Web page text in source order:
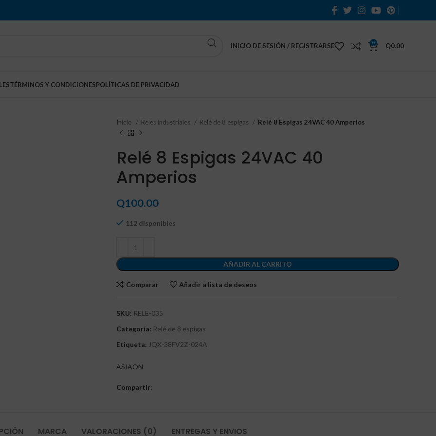
INICIO DE SESIÓN / REGISTRARSE 0 Q0.00
TÉRMINOS Y CONDICIONESPOLÍTICAS DE PRIVACIDAD
Inicio
Reles industriales Relé de 8 espigas Relé 8 Espigas 24VAC 40 Amperios
Relé 8 Espigas 24VAC 40
Amperios
Q100.00
112 disponibles
AÑADIR AL CARRITO
Comparar Añadir a lista de deseos
SKU: RELE-035
Categoría: Relé de 8 espigas
Etiqueta: JQX-38FV2Z-024A
ASIAON
Compartir:
MARCA VALORACIONES (0) ENTREGAS Y ENVIOS